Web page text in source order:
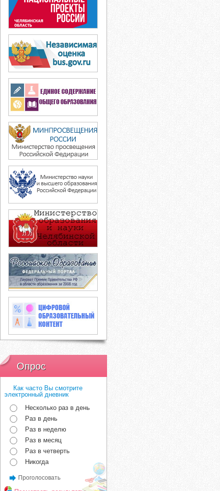
Опрос
Как часто Вы смотрите
электронный дневник
Несколько раз в день
Раз в день
Раз в неделю
Раз в месяц
Раз в четверть
Никогда
Проголосовать